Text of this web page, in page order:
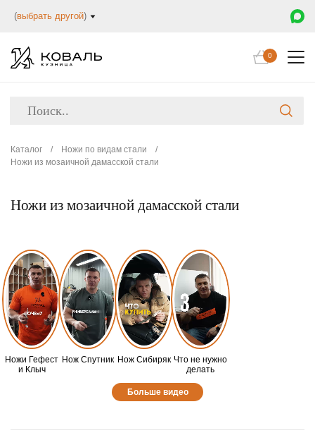
(выбрать другой)
0
Каталог / Ножи по видам стали
/
Ножи из мозаичной дамасской стали
Ножи из мозаичной дамасской стали
Ножи Гефест
и Клыч
Нож Спутник Нож Сибиряк Что не нужно
делать
Больше видео